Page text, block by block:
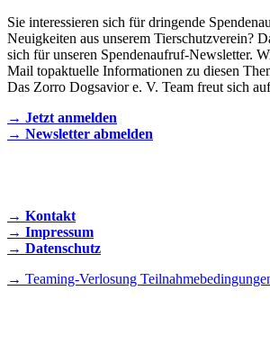
Sie interessieren sich für dringende
Neuigkeiten aus unserem Tierschutzverein?
sich für unseren Spendenaufruf-Newsletter.
Mail topaktuelle Informationen zu diesen
Das Zorro Dogsavior e. V. Team freut sich
→ Jetzt anmelden
→ Newsletter abmelden
→ Kontakt
→ Impressum
→ Datenschutz
→ Teaming-Verlosung